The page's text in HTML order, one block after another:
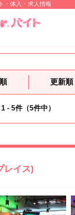
・体入・求人情報
更新順
1 - 5件（5件中）
レイス)